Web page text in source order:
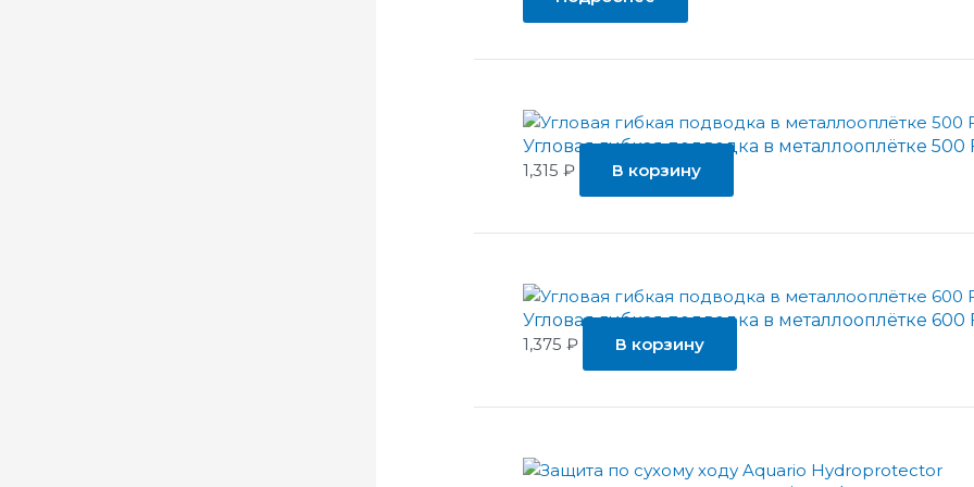
Угловая гибкая подводка в металлооплётке 500
1,315 ₽ В корзину
Угловая гибкая подводка в металлооплётке 600
1,375 ₽ В корзину